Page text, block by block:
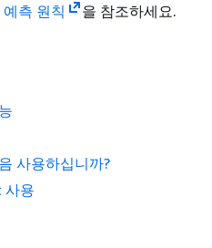
측 원칙
을 참조하세요.
사용하십니까?
사용